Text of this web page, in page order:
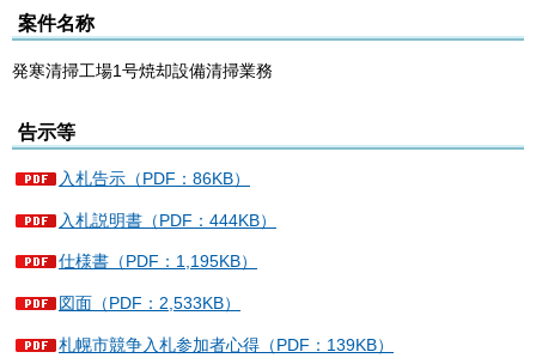
案件名称
発寒清掃工場1号焼却設備清掃業務
告示等
入札告示（PDF：86KB）
入札説明書（PDF：444KB）
仕様書（PDF：1,195KB）
図面（PDF：2,533KB）
札幌市競争入札参加者心得（PDF：139KB）